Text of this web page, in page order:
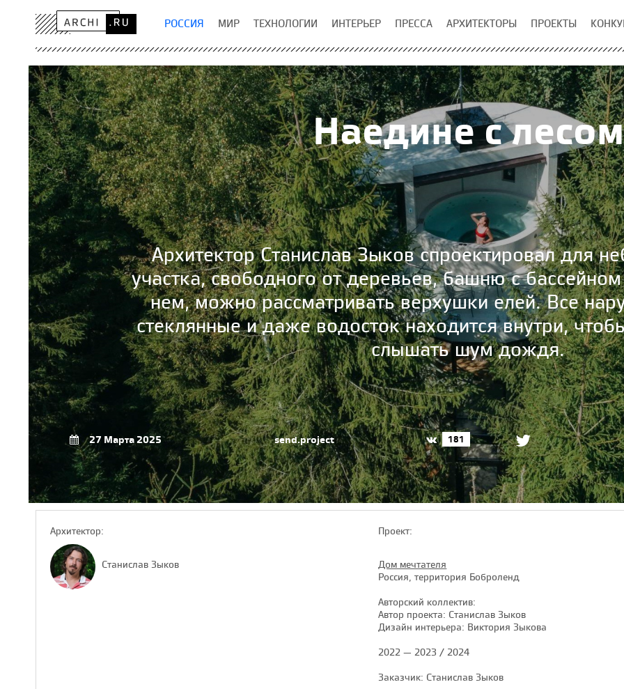
РОССИЯ МИР ТЕХНОЛОГИИ ИНТЕРЬЕР ПРЕССА АРХИТЕКТОРЫ ПРОЕКТЫ
Наедине с лесом
Архитектор Станислав Зыков спроектировал для
участка, свободного от деревьев, башню с
нем, можно рассматривать верхушки елей. Все
стеклянные и даже водосток находится внутри,
слышать шум дождя.
27 Марта 2025 send.project 181
Архитектор:
Станислав Зыков
Проект:
Дом мечтателя
Россия, территория Боброленд
Авторский коллектив:
Автор проекта: Станислав Зыков
Дизайн интерьера: Виктория Зыкова
2022 — 2023 / 2024
Заказчик: Станислав Зыков